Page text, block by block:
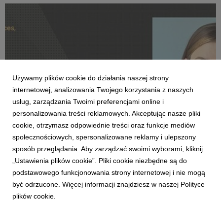
sukcesie na kortach Rolanda Garrosa.
THOUGHT LEADERSHIP
Paula Sołtysiak w jury Effie Awards Poland
29 maja 2026
Paula Sołtysiak, Strategy Director w VML, została
wybrana do jury Effie Awards Poland 2026. Będzie
oceniała prace zgłoszone w grupie VI, czyli w
Używamy plików cookie do działania naszej strony
internetowej, analizowania Twojego korzystania z naszych
usług, zarządzania Twoimi preferencjami online i
personalizowania treści reklamowych. Akceptując nasze pliki
cookie, otrzymasz odpowiednie treści oraz funkcje mediów
społecznościowych, spersonalizowane reklamy i ulepszony
sposób przeglądania. Aby zarządzać swoimi wyborami, kliknij
„Ustawienia plików cookie”. Pliki cookie niezbędne są do
podstawowego funkcjonowania strony internetowej i nie mogą
być odrzucone. Więcej informacji znajdziesz w naszej Polityce
plików cookie.